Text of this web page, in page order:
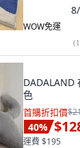
WOW免運
(
DADALAND
色
首購折扣價
40%
運費 $195